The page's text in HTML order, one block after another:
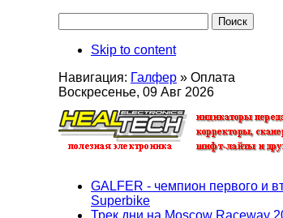
Skip to content
Навигация: Галфер » Оплата
Воскресенье, 09 Авг 2026
GALFER - чемпион первого и
Superbike
Трек дни на Moscow Raceway